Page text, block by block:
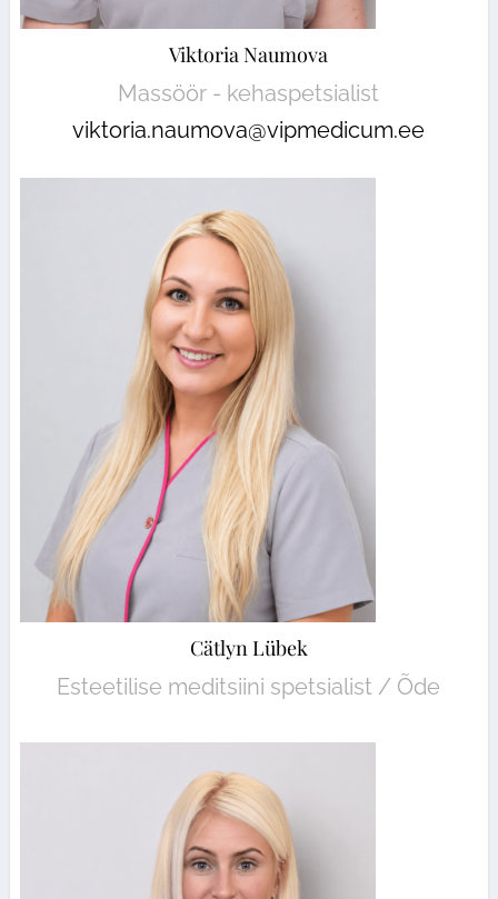
Viktoria Naumova
Massöör - kehaspetsialist
viktoria.naumova@vipmedicum.ee
Cätlyn Lübek
Esteetilise meditsiini spetsialist / Õde